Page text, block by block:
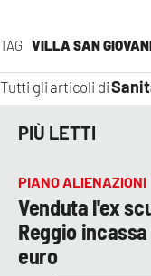
TAG VILLA SAN
Tutti gli articoli di
PIÙ LETTI
PIANO ALIENAZIONI
Venduta l'ex
Reggio
euro